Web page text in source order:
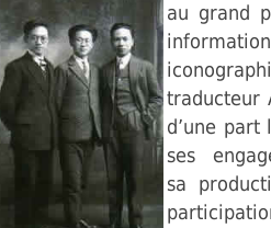
au grand
traducteur
d’une part
ses
sa